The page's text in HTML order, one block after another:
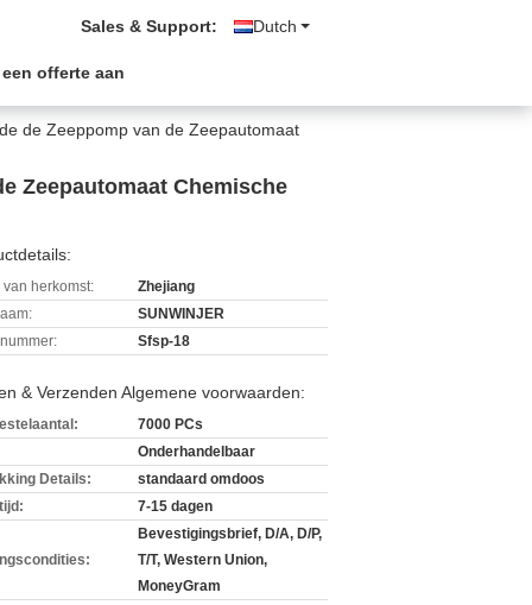
Dutch
Sales & Support:
een offerte aan
de Zeeppomp van de Zeepautomaat
Zeepautomaat Chemische
van herkomst:
Zhejiang
SUNWINJER
Sfsp-18
& Verzenden Algemene voorwaarden:
7000 PCs
Onderhandelbaar
Details:
standaard omdoos
7-15 dagen
Bevestigingsbrief, D/A, D/P,
T/T, Western Union,
MoneyGram